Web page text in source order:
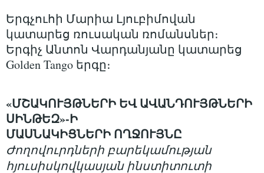
Երգչուհի Մարիա Լյուբիմովան
կատարեց ռուսական ռոմանսներ։
Երգիչ Անտոն Վարդանյանը կատարեց
Golden Tango երգը։
«ՄՇԱԿՈՒՅԹՆԵՐԻ ԵՎ ԱՎԱՆԴՈՒՅԹՆԵՐԻ
ՍԻՆԹԵԶ»-Ի
ՄԱՍՆԱԿԻՑՆԵՐԻ ՈՂՋՈՒՅՆԸ
Ժողովուրդների բարեկամության
հյուսիսկովկասյան ինստիտուտի